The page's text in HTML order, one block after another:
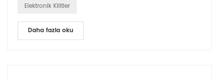
Elektronik Kilitler
Daha fazla oku